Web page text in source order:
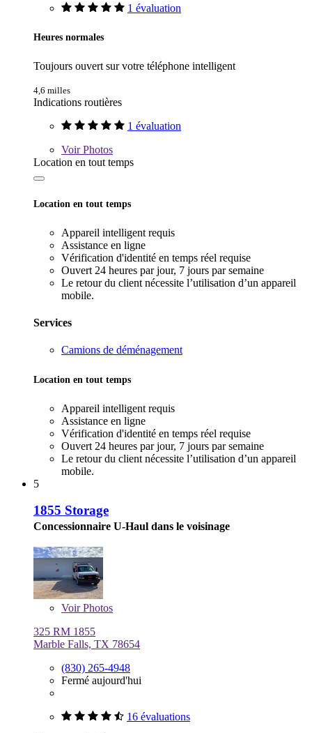
1 évaluation
Heures normales
Toujours ouvert sur votre téléphone intelligent
4,6 milles
Indications routières
1 évaluation
VoirPhotos
Location en tout temps
Location en tout temps
Appareil intelligent requis
Assistance en ligne
Vérification d'identité en temps réel requise
Ouvert 24 heures par jour, 7 jours par semaine
Le retour du client nécessite l’utilisation d’un appareil
mobile.
Services
Camions de déménagement
Location en tout temps
Appareil intelligent requis
Assistance en ligne
Vérification d'identité en temps réel requise
Ouvert 24 heures par jour, 7 jours par semaine
Le retour du client nécessite l’utilisation d’un appareil
mobile.
5
1855 Storage
Concessionnaire U-Haul dans le voisinage
VoirPhotos
325 RM 1855
Marble Falls, TX 78654
(830) 265-4948
Fermé aujourd'hui
16 évaluations